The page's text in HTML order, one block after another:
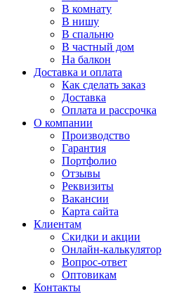
В комнату
В нишу
В спальню
В частный дом
На балкон
Доставка и оплата
Как сделать заказ
Доставка
Оплата и рассрочка
О компании
Производство
Гарантия
Портфолио
Отзывы
Реквизиты
Вакансии
Карта сайта
Клиентам
Скидки и акции
Онлайн-калькулятор
Вопрос-ответ
Оптовикам
Контакты